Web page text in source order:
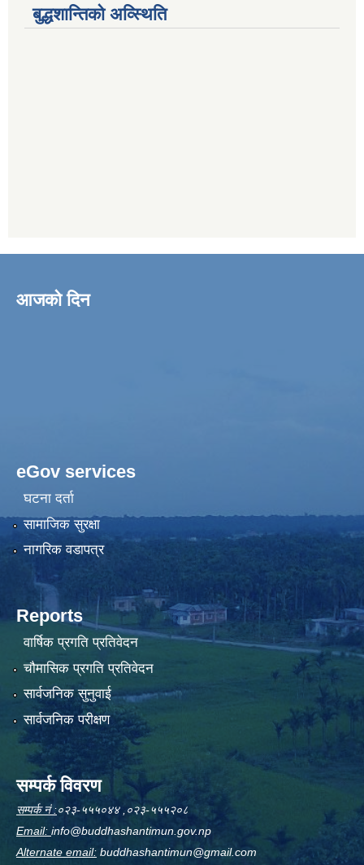
बुद्धशान्तिको अव्स्थिति
आजको दिन
eGov services
घटना दर्ता
सामाजिक सुरक्षा
नागरिक वडापत्र
Reports
वार्षिक प्रगति प्रतिवेदन
चौमासिक प्रगति प्रतिवेदन
सार्वजनिक सुनुवाई
सार्वजनिक परीक्षण
सम्पर्क विवरण
सम्पर्क नं :०२३-५५५०४४ ,०२३-५५५२०८
Email: info@buddhashantimun.gov.np
Alternate email: buddhashantimun@gmail.com